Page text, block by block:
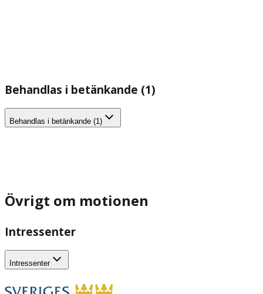
Behandlas i betänkande (1)
Behandlas i betänkande (1)
Övrigt om motionen
Intressenter
Intressenter